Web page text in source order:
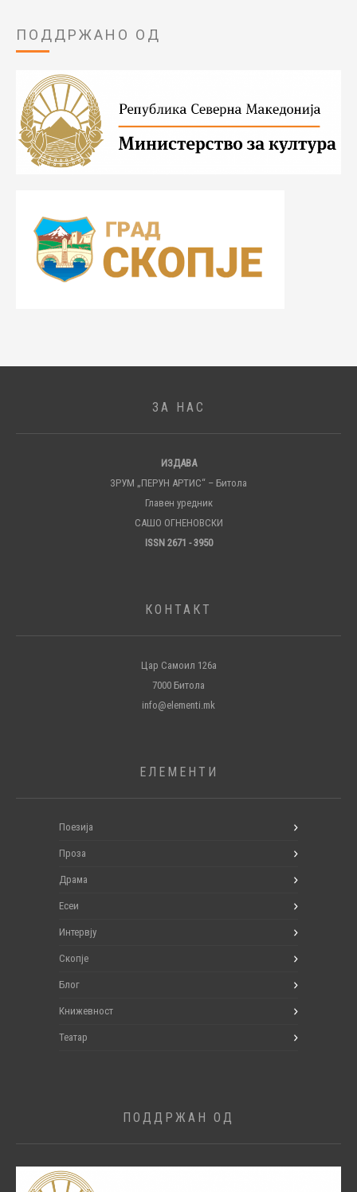
ПОДДРЖАНО ОД
ЗА НАС
ИЗДАВА
ЗРУМ „ПЕРУН АРТИС“ – Битола
Главен уредник
САШО ОГНЕНОВСКИ
ISSN 2671 - 3950
КОНТАКТ
Цар Самоил 126а
7000 Битола
info@elementi.mk
ЕЛЕМЕНТИ
Поезија
Проза
Драма
Есеи
Интервју
Скопје
Блог
Книжевност
Театар
ПОДДРЖАН ОД